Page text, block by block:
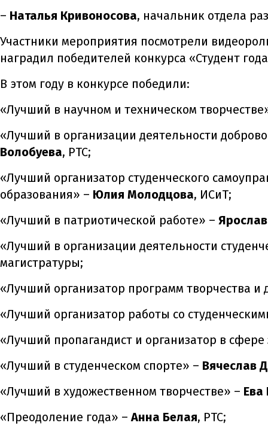
– Наталья Кривоносова, начальник отдела
Участники мероприятия посмотрели
наградил победителей конкурса «Студент
В этом году в конкурсе победили:
«Лучший в научном и техническом
«Лучший в организации деятельности
Волобуева, РТС;
«Лучший организатор студенческого
образования» – Юлия Молодцова, ИСиТ;
«Лучший в патриотической работе» –
«Лучший в организации деятельности
магистратуры;
«Лучший организатор программ творчества и
«Лучший организатор работы со
«Лучший пропагандист и организатор в
«Лучший в студенческом спорте» – Вячеслав
«Лучший в художественном творчестве» – Ева
«Преодоление года» –Анна Белая, РТС;